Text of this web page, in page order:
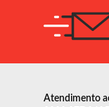
Atendimento